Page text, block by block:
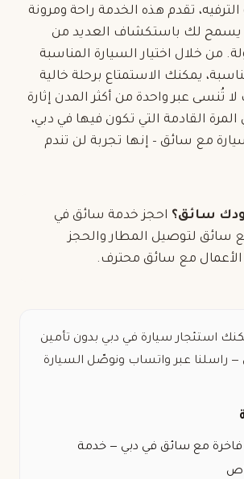
تقدم هذه الخدمة راحة ومرونة
يسمح لك باستكشاف العديد من
من خلال اختيار السيارة المناسبة
يمكنك الاستمتاع برحلة خالية
لا تُنسى عبر واحدة من أكثر المدن إثارة
المرة القادمة التي تكون فيها في دبي،
مع سائق – إنها تجربة لن تندم
سائق؟ احجز خدمة سائق في
سائق لتوصيل المطار والحجز
الأعمال مع سائق محترف.
استئجار سيارة في دبي بدون تأمين
راسلنا عبر واتساب ونوصّل السيارة
فاخرة مع سائق في دبي — خدمة